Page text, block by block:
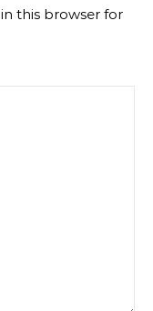
this browser for